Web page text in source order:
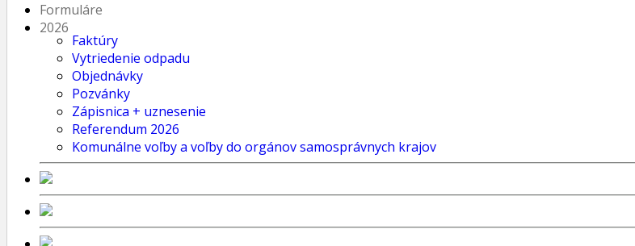
Formuláre
2026
Faktúry
Vytriedenie odpadu
Objednávky
Pozvánky
Zápisnica + uznesenie
Referendum 2026
Komunálne voľby a voľby do orgánov samosprávnych krajov